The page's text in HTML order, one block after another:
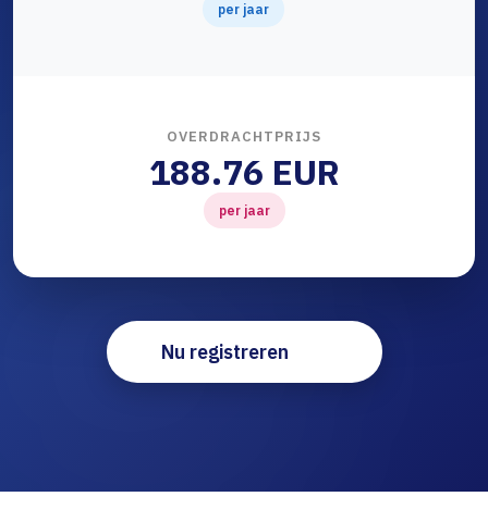
per jaar
OVERDRACHTPRIJS
188.76 EUR
per jaar
Nu registreren